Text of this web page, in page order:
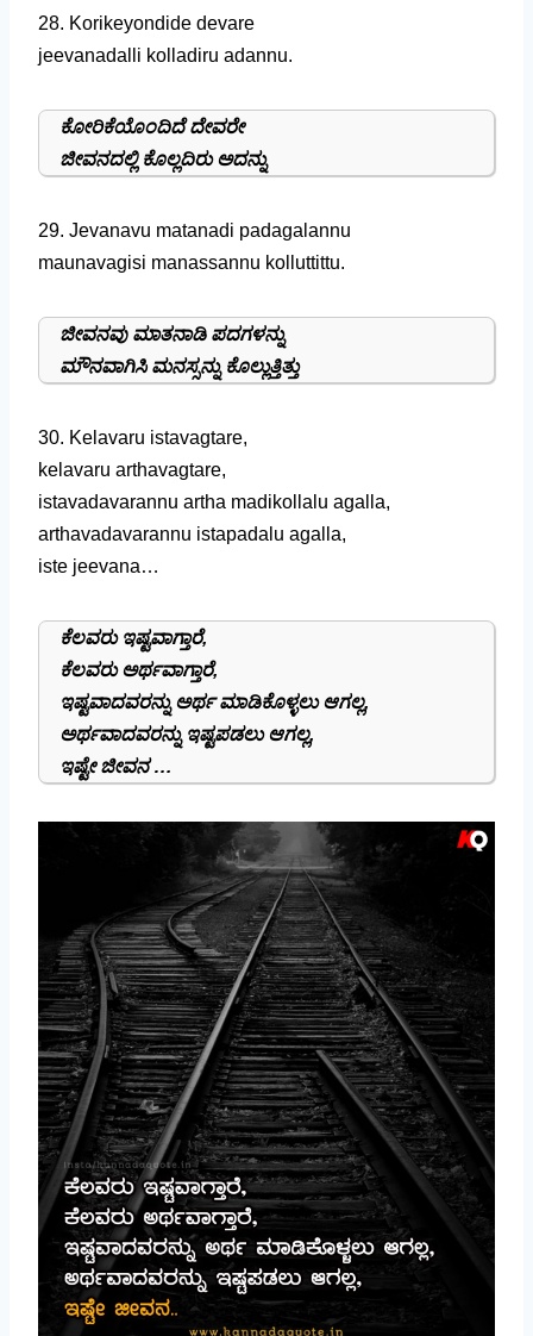
28. Korikeyondide devare
jeevanadalli kolladiru adannu.
ಕೋರಿಕೆಯೊಂದಿದೆ ದೇವರೇ
ಜೀವನದಲ್ಲಿ ಕೊಲ್ಲದಿರು ಅದನ್ನು
29. Jevanavu matanadi padagalannu
maunavagisi manassannu kolluttittu.
ಜೀವನವು ಮಾತನಾಡಿ ಪದಗಳನ್ನು
ಮೌನವಾಗಿಸಿ ಮನಸ್ಸನ್ನು ಕೊಲ್ಲುತ್ತಿತ್ತು
30. Kelavaru istavagtare,
kelavaru arthavagtare,
istavadavarannu artha madikollalu agalla,
arthavadavarannu istapadalu agalla,
iste jeevana…
ಕೆಲವರು ಇಷ್ಟವಾಗ್ತಾರೆ,
ಕೆಲವರು ಅರ್ಥವಾಗ್ತಾರೆ,
ಇಷ್ಟವಾದವರನ್ನು ಅರ್ಥ ಮಾಡಿಕೊಳ್ಳಲು ಆಗಲ್ಲ,
ಅರ್ಥವಾದವರನ್ನು ಇಷ್ಟಪಡಲು ಆಗಲ್ಲ,
ಇಷ್ಟೇ ಜೀವನ …